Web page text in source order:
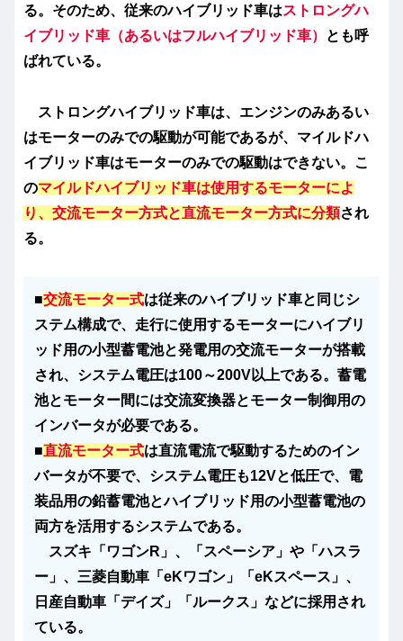
る。そのため、従来のハイブリッド車はストロングハ
イブリッド車（あるいはフルハイブリッド車）
とも呼
ばれている。
ストロングハイブリッド車は、エンジンのみあるい
はモーターのみでの駆動が可能であるが、マイルドハ
イブリッド車はモーターのみでの駆動はできない。こ
のマイルドハイブリッド車は使用するモーターによ
り、交流モーター方式と直流モーター方式に分類され
る。
■交流モーター式は従来のハイブリッド車と同じシ
ステム構成で、走行に使用するモーターにハイブリ
ッド用の小型蓄電池と発電用の交流モーターが搭載
され、システム電圧は100～200V以上である。蓄電
池とモーター間には交流変換器とモーター制御用の
インバータが必要である。
■直流モーター式は直流電流で駆動するためのイン
バータが不要で、システム電圧も12Vと低圧で、電
装品用の鉛蓄電池とハイブリッド用の小型蓄電池の
両方を活用するシステムである。
スズキ「ワゴンR」、「スペーシア」や「ハスラ
ー」、三菱自動車「eKワゴン」「eKスペース」、
日産自動車「デイズ」「ルークス」などに採用され
ている。